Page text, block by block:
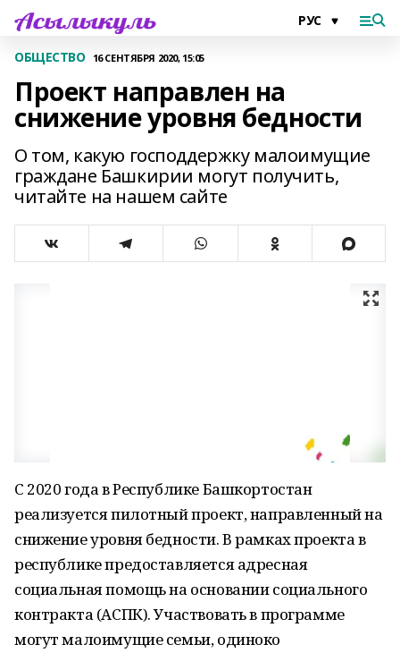
ОБЩЕСТВО 16 СЕНТЯБРЯ 2020, 15:05
Проект направлен на
снижение уровня бедности
О том, какую господдержку малоимущие
граждане Башкирии могут получить,
читайте на нашем сайте
С 2020 года в Республике Башкортостан
реализуется пилотный проект, направленный на
снижение уровня бедности. В рамках проекта в
республике предоставляется адресная
социальная помощь на основании социального
контракта (АСПК). Участвовать в программе
могут малоимущие семьи, одиноко